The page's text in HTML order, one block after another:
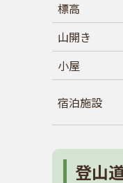
標高
山開き
小屋
宿泊施設
登山